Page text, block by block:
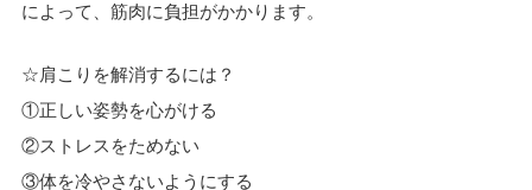
によって、筋肉に負担がかかります。
☆肩こりを解消するには？
①正しい姿勢を心がける
②ストレスをためない
③体を冷やさないようにする